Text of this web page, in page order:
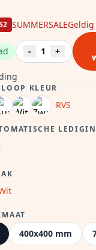
SUMMERSALE
- 1 +
KLEUR
RVS
400x400 mm